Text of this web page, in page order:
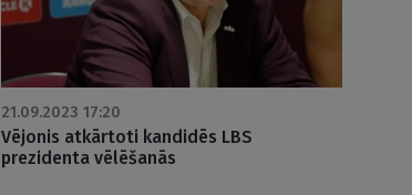
21.09.2023 17:20
Vējonis atkārtoti kandidēs LBS
prezidenta vēlēšanās